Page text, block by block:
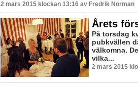
2 mars 2015 klockan 13:16 av Fredrik Norman
Årets
På torsdag
pubkvällen
välkomna.
vilka...
2 mars 2015